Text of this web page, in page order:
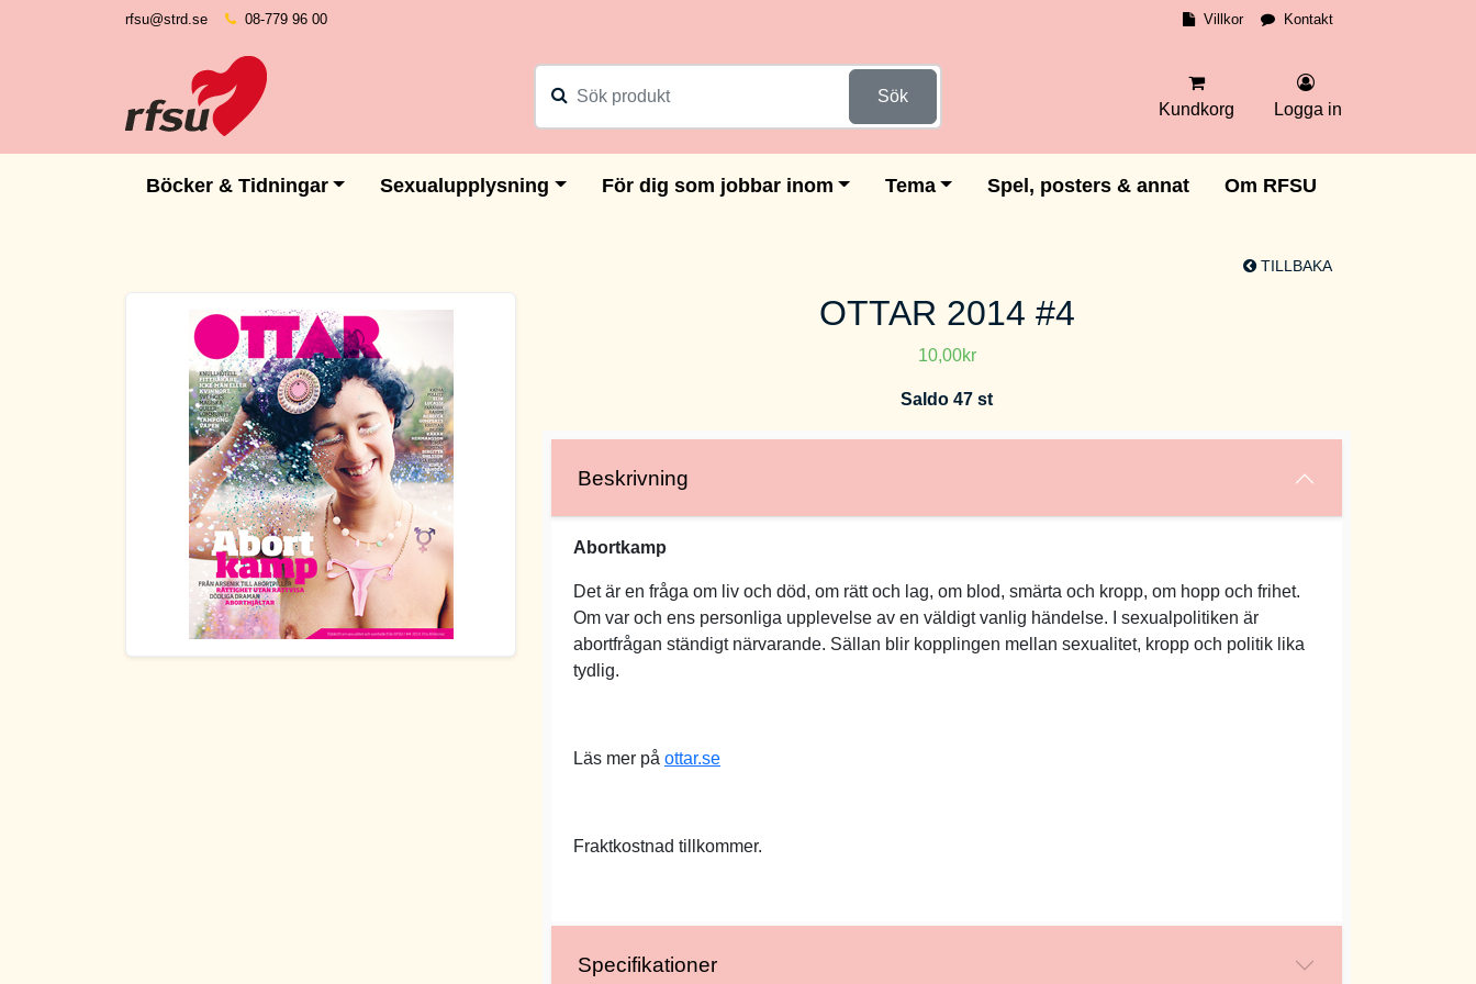
rfsu@strd.se 08-779 96 00 Villkor Kontakt
Sök
Kundkorg Logga in
Böcker & Tidningar Sexualupplysning För dig som jobbar inom Tema Spel, posters & annat Om RFSU
TILLBAKA
OTTAR 2014 #4
10,00kr
Saldo 47 st
Beskrivning
Abortkamp
Det är en fråga om liv och död, om rätt och lag, om blod, smärta och kropp, om hopp och frihet.
Om var och ens personliga upplevelse av en väldigt vanlig händelse. I sexualpolitiken är
abortfrågan ständigt närvarande. Sällan blir kopplingen mellan sexualitet, kropp och politik lika
tydlig.
Läs mer på ottar.se
Fraktkostnad tillkommer.
Specifikationer